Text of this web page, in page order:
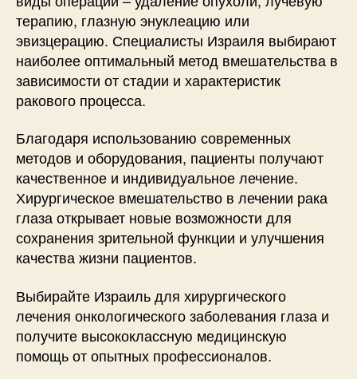
терапию, глазную энуклеацию или
эвизцерацию. Специалисты Израиля выбирают
наиболее оптимальный метод вмешательства в
зависимости от стадии и характеристик
ракового процесса.
Благодаря использованию современных
методов и оборудования, пациенты получают
качественное и индивидуальное лечение.
Хирургическое вмешательство в лечении рака
глаза открывает новые возможности для
сохранения зрительной функции и улучшения
качества жизни пациентов.
Выбирайте Израиль для хирургического
лечения онкологического заболевания глаза и
получите высококлассную медицинскую
помощь от опытных профессионалов.